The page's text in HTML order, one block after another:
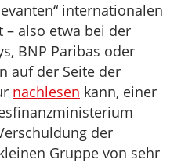
internationalen
– also etwa bei der
BNP Paribas oder
auf der Seite der
nachlesen kann, einer
der
Gruppe von sehr